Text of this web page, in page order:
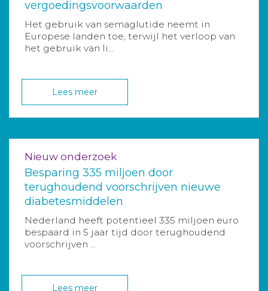
vergoedingsvoorwaarden
Het gebruik van semaglutide neemt in
Europese landen toe, terwijl het verloop van
het gebruik van li...
Lees meer
Nieuw onderzoek
Besparing 335 miljoen door
terughoudend voorschrijven nieuwe
diabetesmiddelen
Nederland heeft potentieel 335 miljoen euro
bespaard in 5 jaar tijd door terughoudend
voorschrijven ...
Lees meer